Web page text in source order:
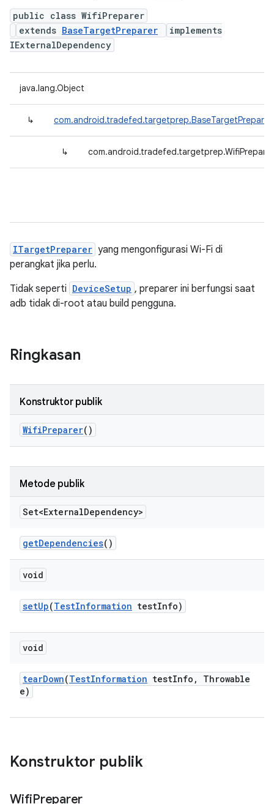
public class WifiPreparer
extends BaseTargetPreparer
implements
IExternalDependency
java.lang.Object
↳ com.android.tradefed.targetprep.BaseTargetPreparer
↳ com.android.tradefed.targetprep.WifiPreparer
ITargetPreparer yang mengonfigurasi Wi-Fi di
perangkat jika perlu.
Tidak seperti DeviceSetup , preparer ini berfungsi saat
adb tidak di-root atau build pengguna.
Ringkasan
Konstruktor publik
WifiPreparer()
Metode publik
Set<ExternalDependency>
getDependencies()
void
setUp(TestInformation testInfo)
void
tearDown(TestInformation testInfo ,
Throwable
e)
Konstruktor publik
WifiPreparer